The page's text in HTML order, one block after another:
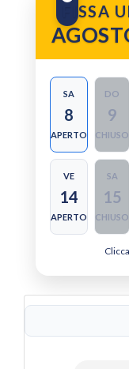
FISSA
SA
8
APERTO
DO
9
CHIUSO
VE
14
APERTO
SA
15
CHIUSO